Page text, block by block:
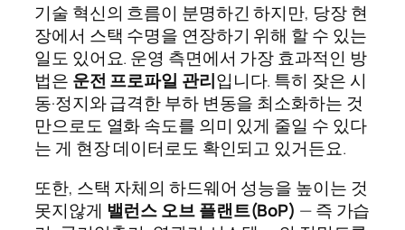
기술 혁신의 흐름이 분명하긴 하지만, 당장 현
장에서 스택 수명을 연장하기 위해 할 수 있는
일도 있어요. 운영 측면에서 가장 효과적인 방
법은 운전 프로파일 관리입니다. 특히 잦은 시
동·정지와 급격한 부하 변동을 최소화하는 것
만으로도 열화 속도를 의미 있게 줄일 수 있다
는 게 현장 데이터로도 확인되고 있거든요.
또한, 스택 자체의 하드웨어 성능을 높이는 것
못지않게 밸런스 오브 플랜트(BoP) — 즉 가습